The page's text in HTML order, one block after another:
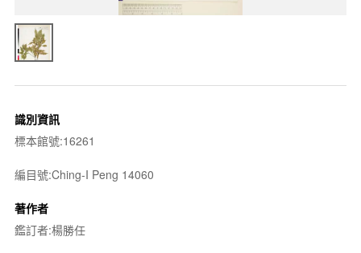
識別資訊
標本館號:16261
編目號:Ching-I Peng 14060
著作者
鑑訂者:楊勝任